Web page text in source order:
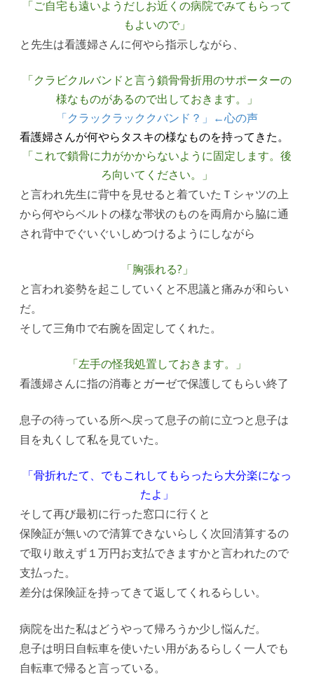
「ご自宅も遠いようだしお近くの病院でみてもらって
もよいので」
と先生は看護婦さんに何やら指示しながら、
「クラビクルバンドと言う鎖骨骨折用のサポーターの
様なものがあるので出しておきます。」
「クラックラッククバンド？」←心の声
看護婦さんが何やらタスキの様なものを持ってきた。
「これで鎖骨に力がかからないように固定します。後
ろ向いてください。」
と言われ先生に背中を見せると着ていたＴシャツの上
から何やらベルトの様な帯状のものを両肩から脇に通
され背中でぐいぐいしめつけるようにしながら
「胸張れる?」
と言われ姿勢を起こしていくと不思議と痛みが和らい
だ。
そして三角巾で右腕を固定してくれた。
「左手の怪我処置しておきます。」
看護婦さんに指の消毒とガーゼで保護してもらい終了
息子の待っている所へ戻って息子の前に立つと息子は
目を丸くして私を見ていた。
「骨折れたて、でもこれしてもらったら大分楽になっ
たよ」
そして再び最初に行った窓口に行くと
保険証が無いので清算できないらしく次回清算するの
で取り敢えず１万円お支払できますかと言われたので
支払った。
差分は保険証を持ってきて返してくれるらしい。
病院を出た私はどうやって帰ろうか少し悩んだ。
息子は明日自転車を使いたい用があるらしく一人でも
自転車で帰ると言っている。